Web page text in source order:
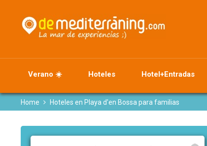
Verano ☀️ Hoteles Hotel+Entradas
Home Hoteles en Playa d'en Bossa para familias